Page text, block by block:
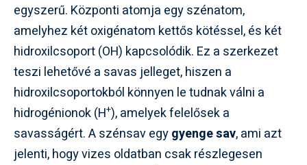
egyszerű. Központi atomja egy szénatom,
amelyhez két oxigénatom kettős kötéssel, és két
hidroxilcsoport (OH) kapcsolódik. Ez a szerkezet
teszi lehetővé a savas jelleget, hiszen a
hidroxilcsoportokból könnyen le tudnak válni a
hidrogénionok (H+), amelyek felelősek a
savasságért. A szénsav egygyenge sav, ami azt
jelenti, hogy vizes oldatban csak részlegesen